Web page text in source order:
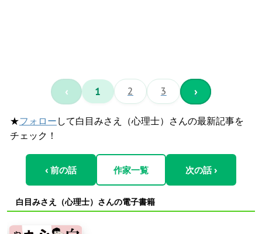
‹ 1 2 3 ›
★フォロー して白目みさえ（心理士）さんの最新記事を
チェック！
‹ 前の話 作家一覧 次の話 ›
白目みさえ（心理士）さんの電子書籍